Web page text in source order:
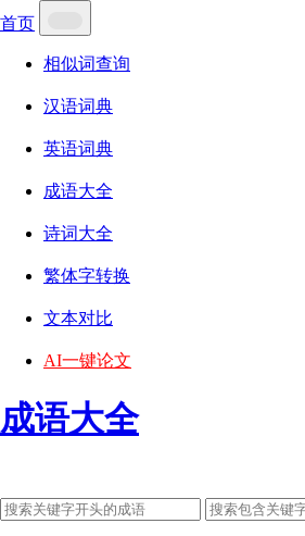
首页
相似词查询
汉语词典
英语词典
成语大全
诗词大全
繁体字转换
文本对比
AI一键论文
成语大全